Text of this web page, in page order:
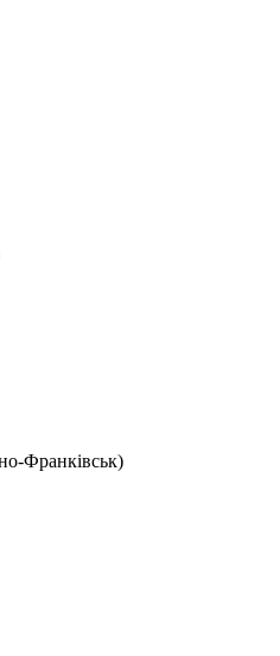
Франківськ)